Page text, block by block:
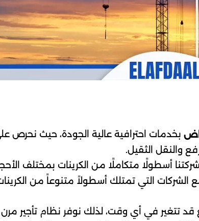
بخدمات احترافية عالية الجودة، حيث نحرص
والنقل الثقيل.
أسطولًا متكاملًا من الكرينات بمختلف
التي تمتلك أسطولاً متنوعاً من
تتغير في أي وقت، لذلك نوفر نظام تأجير مرن